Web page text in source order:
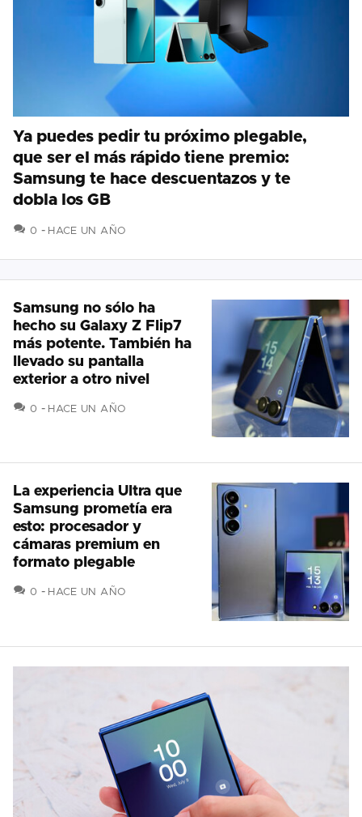
Ya puedes pedir tu próximo plegable,
que ser el más rápido tiene premio:
Samsung te hace descuentazos y te
dobla los GB
0 COMENTARIOS
HACE UN AÑO
Samsung no sólo ha
hecho su Galaxy Z Flip7
más potente. También ha
llevado su pantalla
exterior a otro nivel
0 COMENTARIOS
HACE UN AÑO
La experiencia Ultra que
Samsung prometía era
esto: procesador y
cámaras premium en
formato plegable
0 COMENTARIOS
HACE UN AÑO